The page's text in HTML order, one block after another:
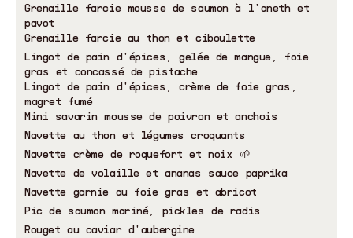
Grenaille farcie mousse de saumon à l'aneth et
pavot
Grenaille farcie au thon et ciboulette
Lingot de pain d'épices, gelée de mangue, foie
gras et concassé de pistache
Lingot de pain d'épices, crème de foie gras,
magret fumé
Mini savarin mousse de poivron et anchois
Navette au thon et légumes croquants
Navette crème de roquefort et noix 🌱
Navette de volaille et ananas sauce paprika
Navette garnie au foie gras et abricot
Pic de saumon mariné, pickles de radis
Rouget au caviar d'aubergine